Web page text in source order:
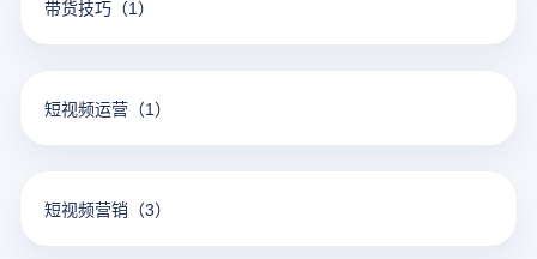
带货技巧 （1）
短视频运营 （1）
短视频营销 （3）